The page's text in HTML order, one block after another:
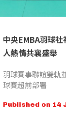
中央EMBA羽球
人熱情共襄盛舉
羽球賽事聯誼雙軌
球賽超前部署
Published on 14